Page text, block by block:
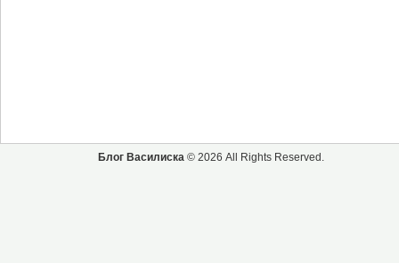
Блог Василиска © 2026 All Rights Reserved.